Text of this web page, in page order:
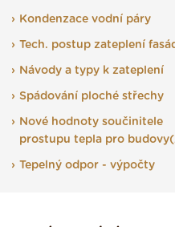
Kondenzace vodní páry
Tech. postup zateplení
Návody a typy k zateplení
Spádování ploché střechy
Nové hodnoty součinitele
prostupu tepla pro
Tepelný odpor - výpočty